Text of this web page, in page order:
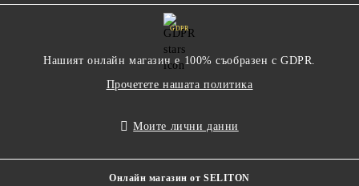
GDPR
Нашият онлайн магазин е 100% съобразен с GDPR.
Прочетете нашата политика
Моите лични данни
Онлайн магазин от SELITON